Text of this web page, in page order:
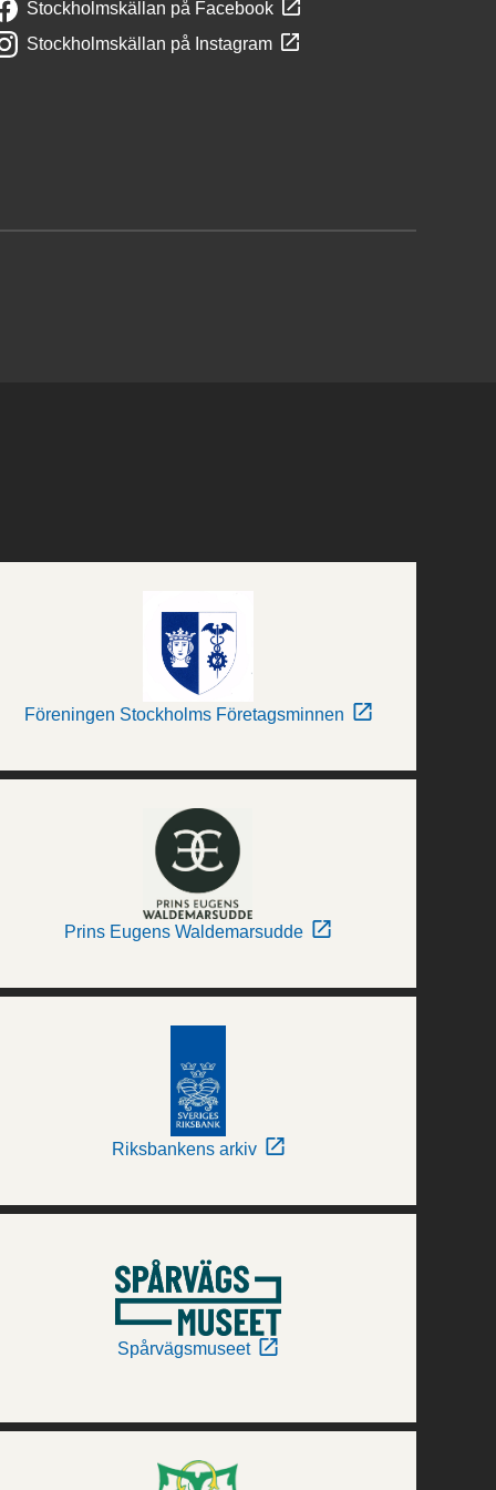
Stockholmskällan på Facebook
Stockholmskällan på Instagram
Föreningen Stockholms Företagsminnen
Prins Eugens Waldemarsudde
Riksbankens arkiv
Spårvägsmuseet